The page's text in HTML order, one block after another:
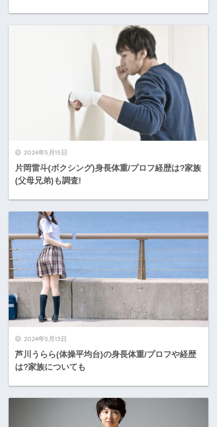
2024年5月15日
片岡雷斗(ボクシング)身長体重/プロフ経歴は?家族
(父母兄弟)も調査!
2024年5月13日
芦川うらら(体操平均台)の身長体重/プロフや経歴
は?家族についても